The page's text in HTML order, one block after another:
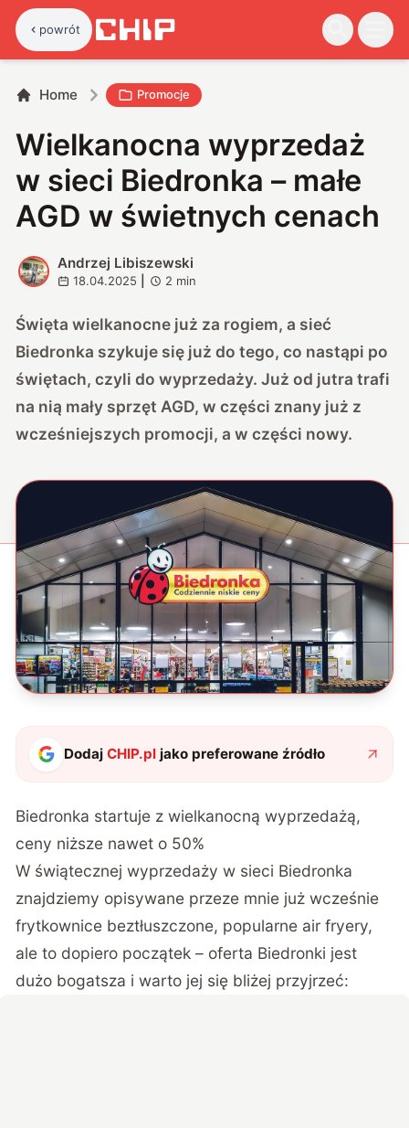
powrót
Home Promocje
Wielkanocna wyprzedaż
w sieci Biedronka – małe
AGD w świetnych cenach
A
Andrzej Libiszewski
18.04.2025 2 min
Święta wielkanocne już za rogiem, a sieć
Biedronka szykuje się już do tego, co nastąpi po
świętach, czyli do wyprzedaży. Już od jutra trafi
na nią mały sprzęt AGD, w części znany już z
wcześniejszych promocji, a w części nowy.
DodajCHIP.pl jako preferowane źródło
Biedronka startuje z wielkanocną wyprzedażą,
ceny niższe nawet o 50%
W świątecznej wyprzedaży w sieci Biedronka
znajdziemy opisywane przeze mnie już wcześnie
frytkownice beztłuszczone, popularne air fryery,
ale to dopiero początek – oferta Biedronki jest
dużo bogatsza i warto jej się bliżej przyjrzeć: